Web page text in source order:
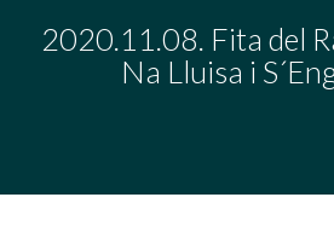
2020.11 .08. Fita del
Na Lluisa i